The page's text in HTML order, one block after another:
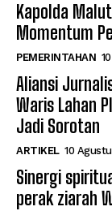
Kapolda
Momentum
PEMERINTAHAN
Aliansi
Waris Lahan
Jadi Sorotan
ARTIKEL 10
Sinergi
perak ziarah